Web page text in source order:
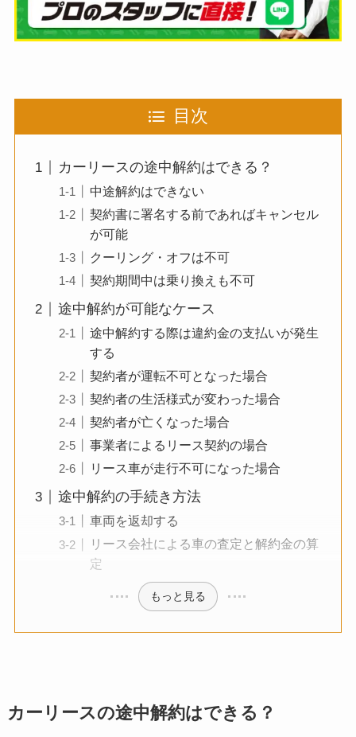
目次
カーリースの途中解約はできる？
中途解約はできない
契約書に署名する前であればキャンセル
が可能
クーリング・オフは不可
契約期間中は乗り換えも不可
途中解約が可能なケース
途中解約する際は違約金の支払いが発生
する
契約者が運転不可となった場合
契約者の生活様式が変わった場合
契約者が亡くなった場合
事業者によるリース契約の場合
リース車が走行不可になった場合
途中解約の手続き方法
車両を返却する
リース会社による車の査定と解約金の算
定
もっと見る
カーリースの途中解約はできる？